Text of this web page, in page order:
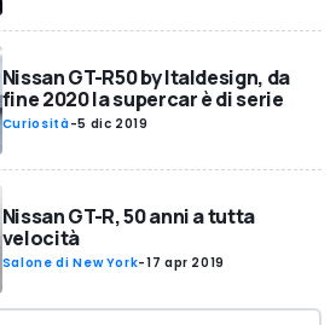
Nissan GT-R50 by Italdesign, da
fine 2020 la supercar è di serie
Curiosità-5 dic 2019
Nissan GT-R, 50 anni a tutta
velocità
Salone di New York-17 apr 2019